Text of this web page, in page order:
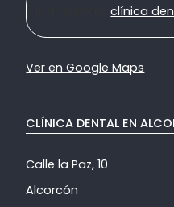
Ir a nuestraclínica
Ver en Google Maps
CLÍNICA DENTAL EN
Calle la Paz, 10
Alcorcón